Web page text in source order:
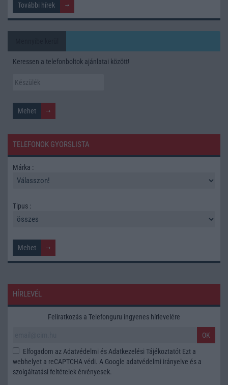
További hírek
Keressen a telefonboltok ajánlatai között!
TELEFONOK GYORSLISTA
Márka :
Tipus :
HÍRLEVÉL
Feliratkozás a Telefonguru ingyenes hírlevelére
OK
Elfogadom azAdatvédelmi és Adatkezelési Tájékoztatót Ezt a
webhelyet a reCAPTCHA védi. A Google adatvédelmi irányelve és a
szolgáltatási feltételek érvényesek.